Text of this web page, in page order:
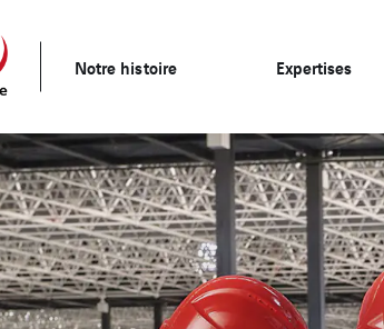
Notre histoire Expertises